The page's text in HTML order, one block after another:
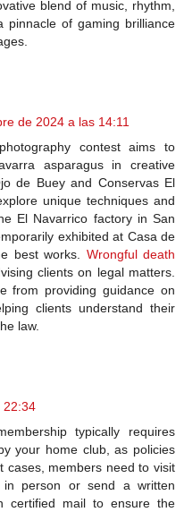
blend of music, rhythm,
pinnacle of gaming brilliance
de 2024 a las 14:11
contest aims to
asparagus in creative
de Buey and Conservas El
unique techniques and
El Navarrico factory in San
exhibited at Casa de
best works. Wrongful death
clients on legal matters.
from providing guidance on
clients understand their
law.
22:34
typically requires
your home club, as policies
cases, members need to visit
person or send a written
certified mail to ensure the